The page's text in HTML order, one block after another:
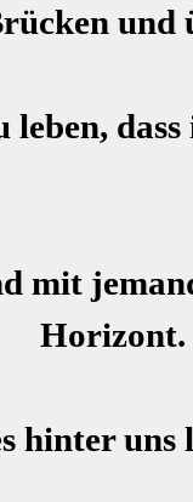
und
leben,
mit
Horizont.
hinter uns